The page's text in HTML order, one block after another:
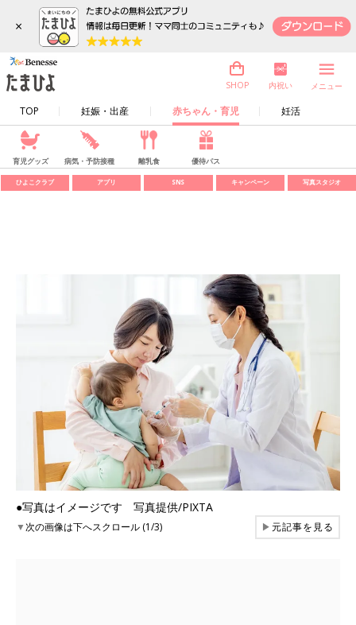
×
TOP 妊娠・出産 赤ちゃん・育児 妊活
SHOP 内祝い メニュー
育児グッズ 病気・予防接種 離乳食 優待パス
ひよこクラブ アプリ SNS キャンペーン 写真スタジオ
●写真はイメージです 写真提供/PIXTA
▼次の画像は下へスクロール (1/3) ▶元記事を見る